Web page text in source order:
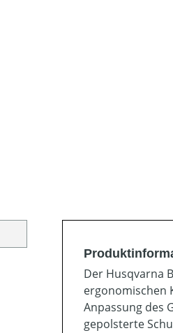
Der Husqvarna
ergonomischen
Anpassung des
gepolsterte